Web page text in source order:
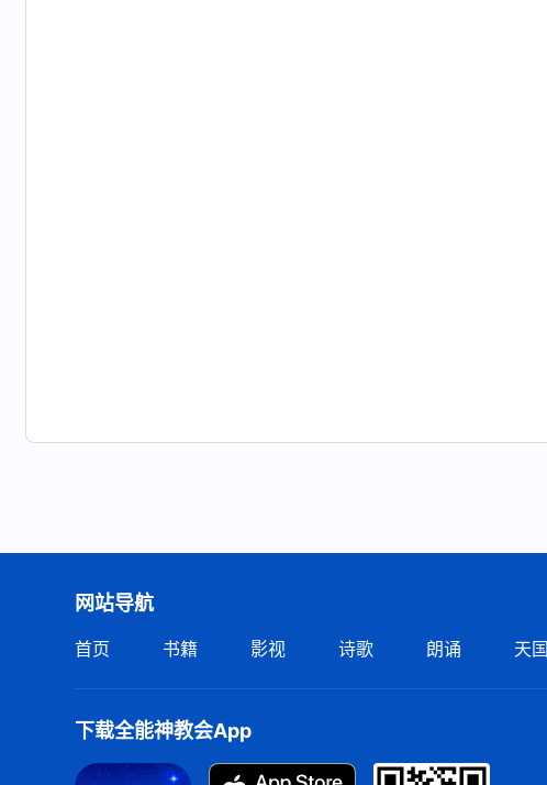
网站导航
首页 书籍 影视 诗歌 朗诵 天
下载全能神教会App